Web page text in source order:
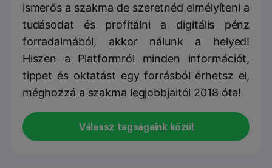
ismerős a szakma de szeretnéd elmélyíteni a
tudásodat és profitálni a digitális pénz
forradalmából, akkor nálunk a helyed!
Hiszen a Platformról minden információt,
tippet és oktatást egy forrásból érhetsz el,
méghozzá a szakma legjobbjaitól 2018 óta!
Válassz tagságaink közül